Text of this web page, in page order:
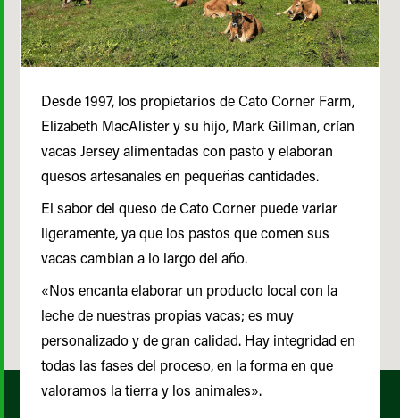
Desde 1997, los propietarios de Cato Corner Farm,
Elizabeth MacAlister y su hijo, Mark Gillman, crían
vacas Jersey alimentadas con pasto y elaboran
quesos artesanales en pequeñas cantidades.
El sabor del queso de Cato Corner puede variar
ligeramente, ya que los pastos que comen sus
vacas cambian a lo largo del año.
«Nos encanta elaborar un producto local con la
leche de nuestras propias vacas; es muy
personalizado y de gran calidad. Hay integridad en
todas las fases del proceso, en la forma en que
valoramos la tierra y los animales».